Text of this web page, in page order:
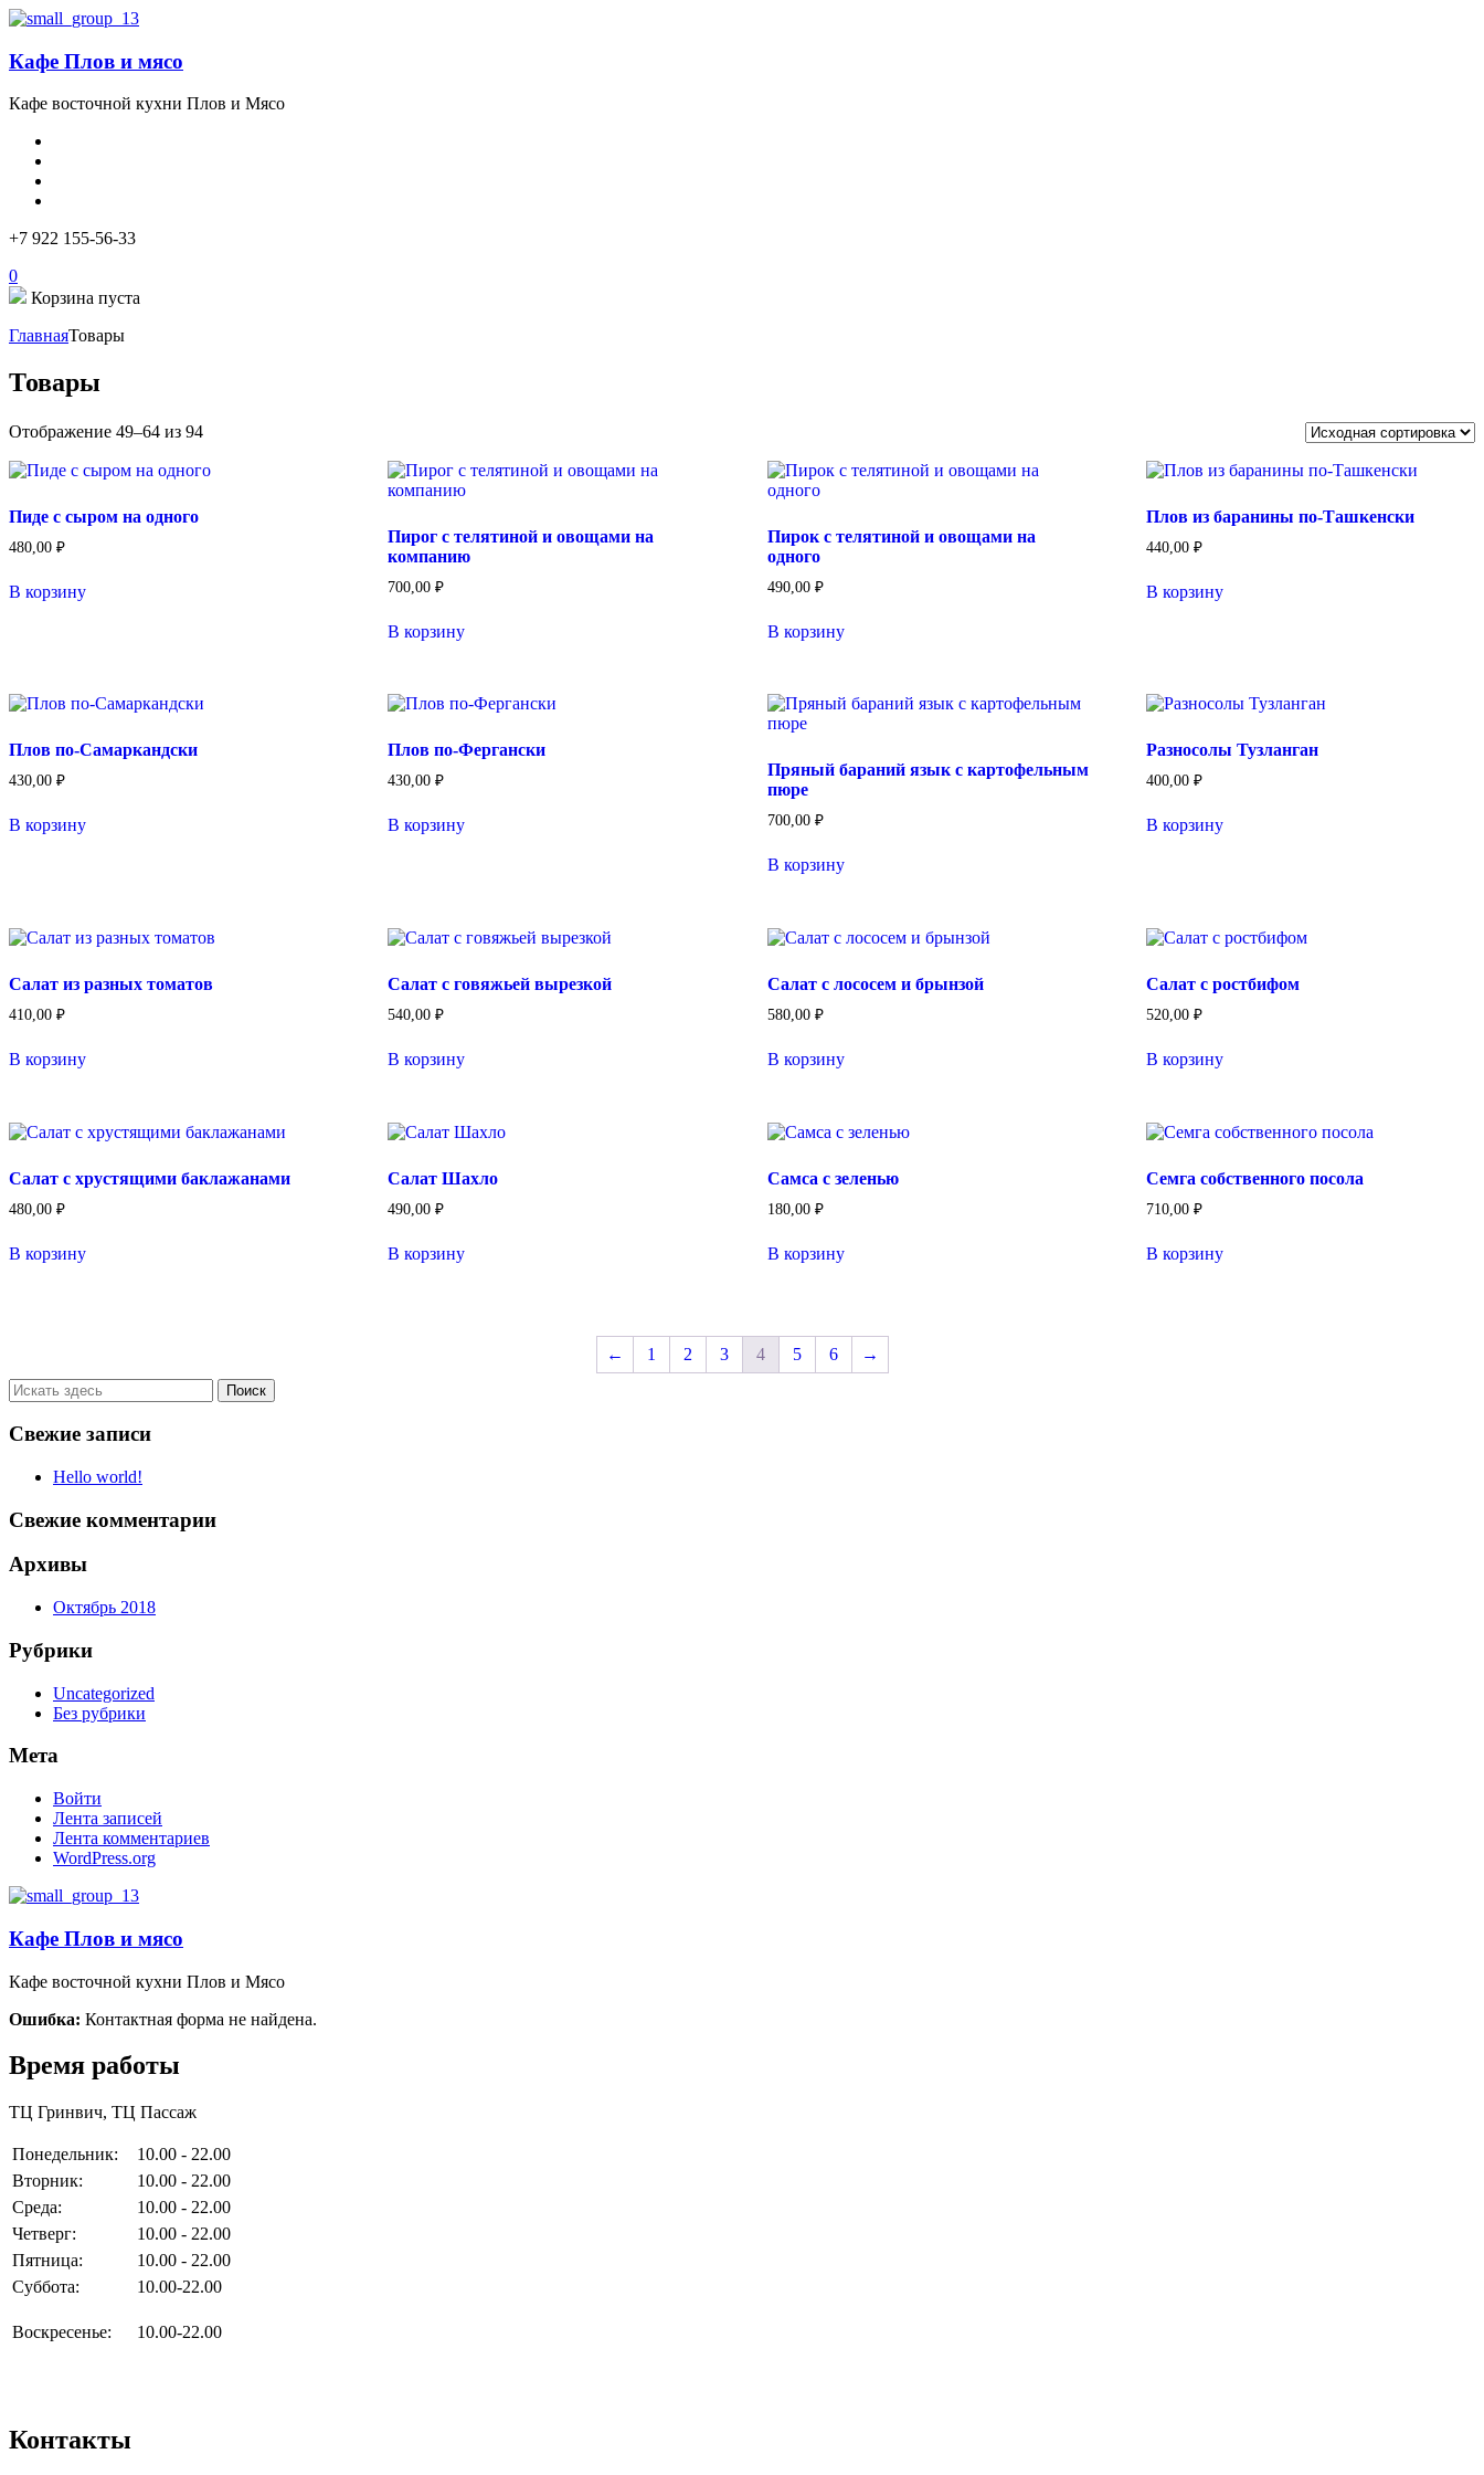
Кафе Плов и мясо
Кафе восточной кухни Плов и Мясо
+7 922 155-56-33
0
Корзина пуста
ГлавнаяТовары
Товары
Отображение 49–64 из 94
Пиде с сыром на одного
480,00 ₽
В корзину
Пирог с телятиной и овощами на
компанию
700,00₽
В корзину
Пирок с телятиной и овощами на
одного
490,00 ₽
В корзину
Плов из баранины по-Ташкенски
440,00 ₽
В корзину
Плов по-Самаркандски
430,00 ₽
В корзину
Плов по-Фергански
430,00₽
В корзину
Пряный бараний язык с картофельным
пюре
700,00 ₽
В корзину
Разносолы Тузланган
400,00 ₽
В корзину
Салат из разных томатов
410,00 ₽
В корзину
Салат с говяжьей вырезкой
540,00₽
В корзину
Салат с лососем и брынзой
580,00 ₽
В корзину
Салат с ростбифом
520,00 ₽
В корзину
Салат с хрустящими баклажанами
480,00 ₽
В корзину
Салат Шахло
490,00₽
В корзину
Самса с зеленью
180,00 ₽
В корзину
Семга собственного посола
710,00 ₽
В корзину
← 1 2 3 4 5 6 →
Свежие записи
Hello world!
Свежие комментарии
Архивы
Октябрь 2018
Рубрики
Uncategorized
Без рубрики
Мета
Войти
Лента записей
Лента комментариев
WordPress.org
Кафе Плов и мясо
Кафе восточной кухни Плов и Мясо
Ошибка: Контактная форма не найдена.
Время работы
ТЦ Гринвич, ТЦ Пассаж
Понедельник:
10.00 - 22.00
Вторник:
10.00 - 22.00
Среда:
10.00 - 22.00
Четверг:
10.00 - 22.00
Пятница:
10.00 - 22.00
Суббота:
10.00-22.00
Воскресенье: 10.00-22.00
Контакты